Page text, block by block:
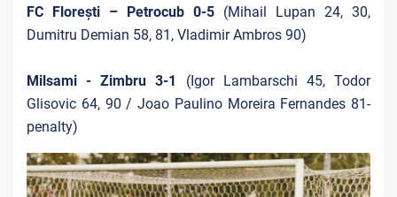
FC Florești – Petrocub 0-5 (Mihail Lupan 24, 30,
Dumitru Demian 58, 81, Vladimir Ambros 90)
Milsami - Zimbru 3-1 (Igor Lambarschi 45, Todor
Glisovic 64, 90 / Joao Paulino Moreira Fernandes 81-
penalty)